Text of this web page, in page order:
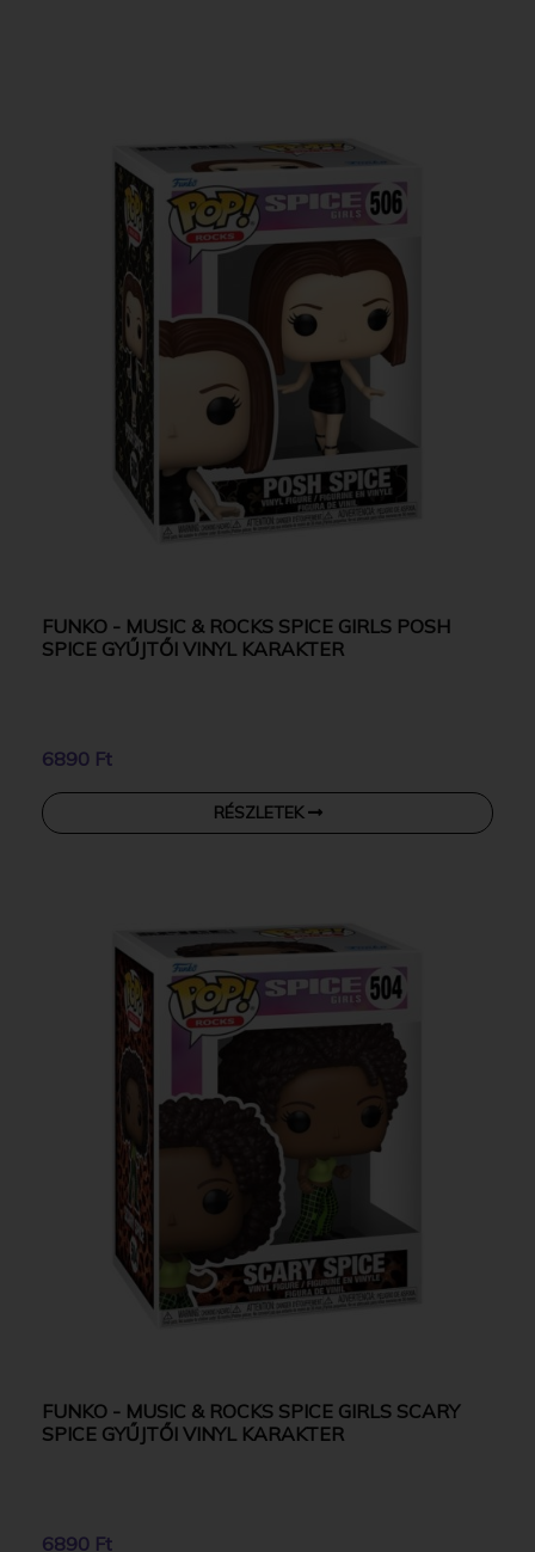
FUNKO - MUSIC & ROCKS SPICE GIRLS POSH
SPICE GYŰJTŐI VINYL KARAKTER
6890 Ft
RÉSZLETEK
FUNKO - MUSIC & ROCKS SPICE GIRLS SCARY
SPICE GYŰJTŐI VINYL KARAKTER
6890 Ft